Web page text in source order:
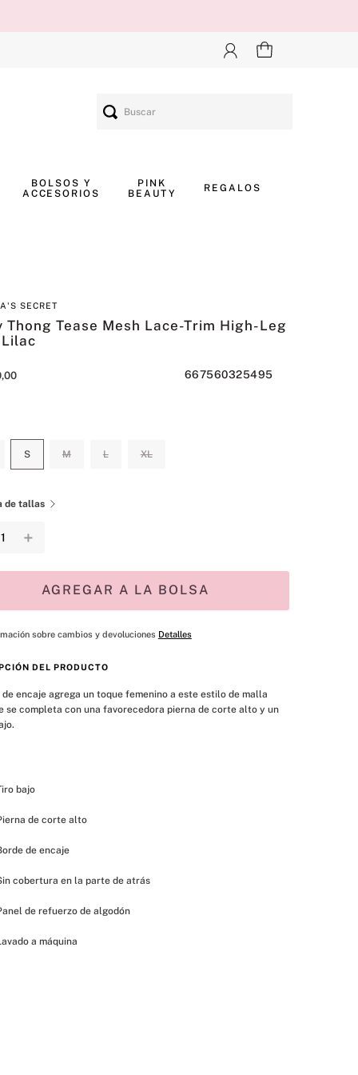
BOLSOS Y
ACCESORIOS
PINK
BEAUTY
REGALOS
SECRET
Thong Tease Mesh Lace-Trim High-Leg
,00 667560325495
S M L XL
de tallas
＋
AGREGAR A LA BOLSA
sobre cambios y devoluciones Detalles
DEL PRODUCTO
de encaje agrega un toque femenino a este estilo de malla
se completa con una favorecedora pierna de corte alto y un
bajo
de corte alto
de encaje
cobertura en la parte de atrás
de refuerzo de algodón
a máquina